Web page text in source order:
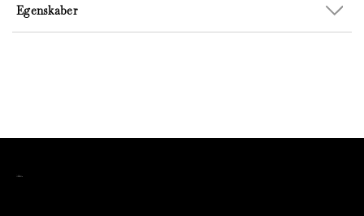
Egenskaber